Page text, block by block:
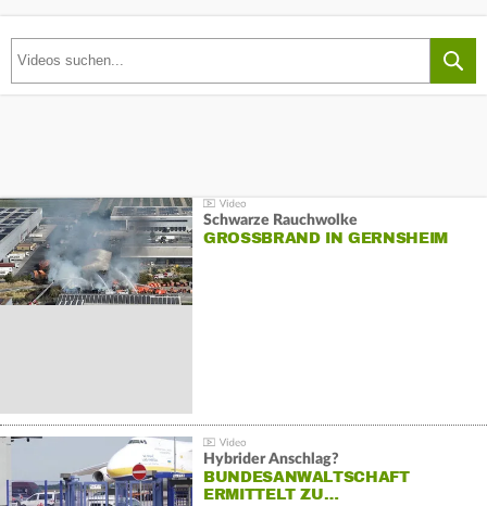
Schwarze Rauchwolke
GROSSBRAND IN GERNSHEIM
Hybrider Anschlag?
BUNDESANWALTSCHAFT
ERMITTELT ZU…